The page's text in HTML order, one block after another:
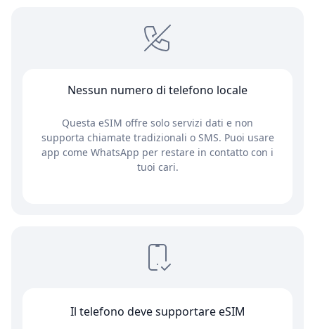
Nessun numero di telefono locale
Questa eSIM offre solo servizi dati e non
supporta chiamate tradizionali o SMS. Puoi usare
app come WhatsApp per restare in contatto con i
tuoi cari.
Il telefono deve supportare eSIM